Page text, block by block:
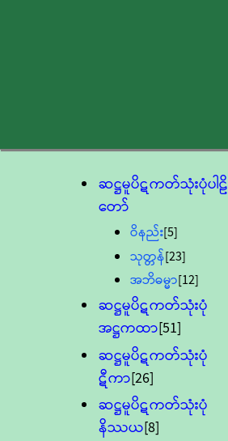
ဆဋ္ဌမူပိဋကတ်သုံးပုံပါဠိ
တော်
ဝိနည်း[5]
သုတ္တန်[23]
အဘိဓမ္မာ[12]
ဆဋ္ဌမူပိဋကတ်သုံးပုံ
အဋ္ဌကထာ[51]
ဆဋ္ဌမူပိဋကတ်သုံးပုံ
ဋီကာ[26]
ဆဋ္ဌမူပိဋကတ်သုံးပုံ
နိဿယ[8]